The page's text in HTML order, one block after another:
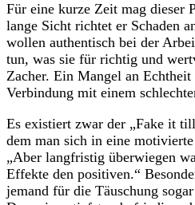
Für eine kurze Zeit mag dieser
lange Sicht richtet er Schaden
wollen authentisch bei der
tun, was sie für richtig und
Zacher. Ein Mangel an Echtheit
Verbindung mit einem
Es existiert zwar der „Fake it
dem man sich in eine
„Aber langfristig überwiegen
Effekte den positiven.“
jemand für die Täuschung